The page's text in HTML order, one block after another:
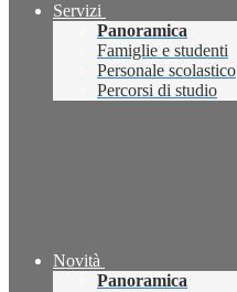
Servizi
Panoramica
Famiglie e studenti
Personale scolastico
Percorsi di studio
Novità
Panoramica